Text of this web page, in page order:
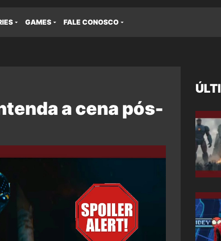
GAMES FALE CONOSCO
a cena pós-